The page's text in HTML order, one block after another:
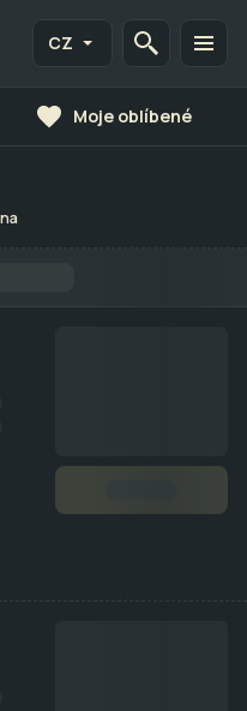
CZ
Moje oblíbené